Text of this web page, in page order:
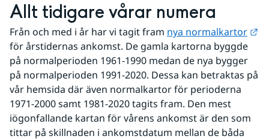
Allt tidigare vårar numera
Från och med i år har vi tagit fram nya normalkartor
för årstidernas ankomst. De gamla kartorna byggde
på normalperioden 1961-1990 medan de nya bygger
på normalperioden 1991-2020. Dessa kan betraktas på
vår hemsida där även normalkartor för perioderna
1971-2000 samt 1981-2020 tagits fram. Den mest
iögonfallande kartan för vårens ankomst är den som
tittar på skillnaden i ankomstdatum mellan de båda